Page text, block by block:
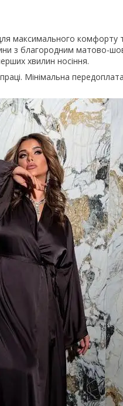
максимального
з благородним матово-
хвилин носіння.
Мінімальна